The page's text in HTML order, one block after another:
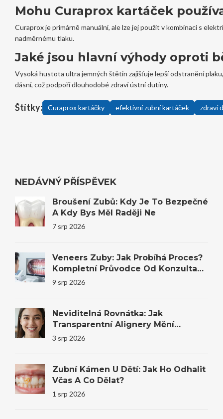
Mohu Curaprox kartáček
Curaprox je primárně manuální, ale lze jej použít v kombinaci s
nadměrnému tlaku.
Jaké jsou hlavní výhody oproti
Vysoká hustota ultra jemných štětin zajišťuje lepší odstranění
dásní, což podpoří dlouhodobé zdraví ústní dutiny.
Štítky: Curaprox kartáčky efektivní zubní kartáček zdraví
NEDÁVNÝ PŘÍSPĚVEK
Broušení Zubů: Kdy Je To Bezpečné
A Kdy Bys Měl Raději Ne
7 srp 2026
Veneers Zuby: Jak Probíhá Proces?
Kompletní Průvodce Od Konzultace
Po Výsledek
9 srp 2026
Neviditelná Rovnátka: Jak
Transparentní Alignery Mění
Úsměvy I Sebevědomí
3 srp 2026
Zubní Kámen U Dětí: Jak Ho Odhalit
Včas A Co Dělat?
1 srp 2026